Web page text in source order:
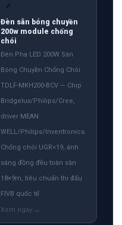
✓
Đèn sân bóng chuyền
200w module chống
chói
Đèn Pha LED 200W Sân
Bóng Chuyền Chống Chói
TDLF-MKH200-BCV — Chip
Bridgelux/Philips/Cree,
driver MEAN
WELL/Philips/Inventronics.
Chống chói UGR<19, ánh
sáng đồng đều toàn sân
18×9m, tiêu chuẩn thi đấu
FIVB quốc tế